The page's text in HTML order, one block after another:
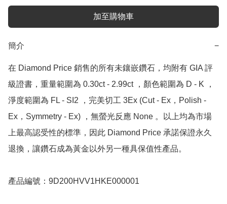
加至購物車
簡介 −
在 Diamond Price 銷售的所有未鑲嵌鑽石，均附有 GIA 評
級證書，重量範圍為 0.30ct - 2.99ct ，顏色範圍為 D - K ，
淨度範圍為 FL - SI2 ，完美切工 3Ex (Cut - Ex，Polish -
Ex，Symmetry - Ex) ，無螢光反應 None 。以上均為市場
上最高認受性的標準，因此 Diamond Price 承諾保證永久
退換，讓鑽石成為黃金以外另一種具保值性產品。
產品編號：9D200HVV1HKE000001